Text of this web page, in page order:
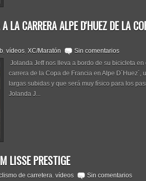
LA CARRERA ALPE D'HUEZ DE LA
, vídeos, XC/Maratón
Sin comentarios
Jolanda Jeff nos lleva a bordo de su bicicleta en
carrera de la Copa de Francia en Alpe D´Huez´,
largas subidas y que será muy físico para los
Jolanda J...
LISSE PRESTIGE
de carretera, vídeos
Sin comentarios